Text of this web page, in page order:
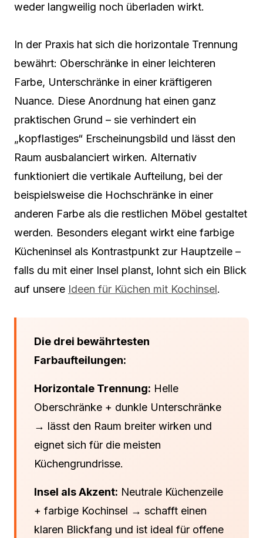
weder langweilig noch überladen wirkt.
In der Praxis hat sich die horizontale Trennung
bewährt: Oberschränke in einer leichteren
Farbe, Unterschränke in einer kräftigeren
Nuance. Diese Anordnung hat einen ganz
praktischen Grund – sie verhindert ein
„kopflastiges“ Erscheinungsbild und lässt den
Raum ausbalanciert wirken. Alternativ
funktioniert die vertikale Aufteilung, bei der
beispielsweise die Hochschränke in einer
anderen Farbe als die restlichen Möbel gestaltet
werden. Besonders elegant wirkt eine farbige
Kücheninsel als Kontrastpunkt zur Hauptzeile –
falls du mit einer Insel planst, lohnt sich ein Blick
auf unsere Ideen für Küchen mit Kochinsel.
Die drei bewährtesten
Farbaufteilungen:
Horizontale Trennung: Helle
Oberschränke + dunkle Unterschränke
→ lässt den Raum breiter wirken und
eignet sich für die meisten
Küchengrundrisse.
Insel als Akzent: Neutrale Küchenzeile
+ farbige Kochinsel → schafft einen
klaren Blickfang und ist ideal für offene